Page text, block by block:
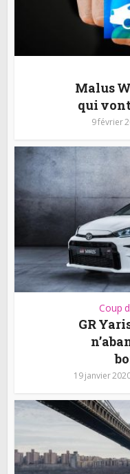
Malus
qui
9 février
Coup
GR
19 janvier